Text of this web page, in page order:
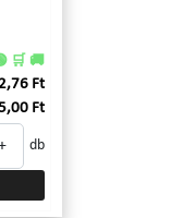
🛒 🚚
Ft
Ft
db